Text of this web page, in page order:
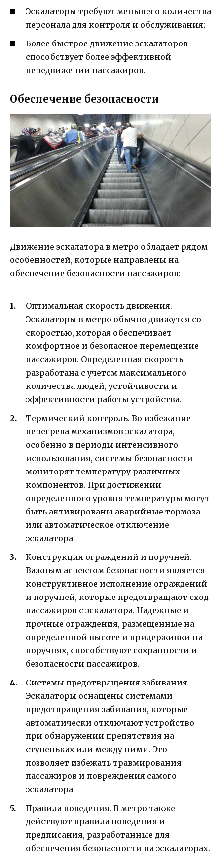
Эскалаторы требуют меньшего количества
персонала для контроля и обслуживания;
Более быстрое движение эскалаторов
способствует более эффективной
передвижении пассажиров.
Обеспечение безопасности
Движение эскалатора в метро обладает рядом
особенностей, которые направлены на
обеспечение безопасности пассажиров:
Оптимальная скорость движения.
Эскалаторы в метро обычно движутся со
скоростью, которая обеспечивает
комфортное и безопасное перемещение
пассажиров. Определенная скорость
разработана с учетом максимального
количества людей, устойчивости и
эффективности работы устройства.
Термический контроль. Во избежание
перегрева механизмов эскалатора,
особенно в периоды интенсивного
использования, системы безопасности
мониторят температуру различных
компонентов. При достижении
определенного уровня температуры могут
быть активированы аварийные тормоза
или автоматическое отключение
эскалатора.
Конструкция ограждений и поручней.
Важным аспектом безопасности является
конструктивное исполнение ограждений
и поручней, которые предотвращают сход
пассажиров с эскалатора. Надежные и
прочные ограждения, размещенные на
определенной высоте и придерживки на
поручнях, способствуют сохранности и
безопасности пассажиров.
Системы предотвращения забивания.
Эскалаторы оснащены системами
предотвращения забивания, которые
автоматически отключают устройство
при обнаружении препятствия на
ступеньках или между ними. Это
позволяет избежать травмирования
пассажиров и повреждения самого
эскалатора.
Правила поведения. В метро также
действуют правила поведения и
предписания, разработанные для
обеспечения безопасности на эскалаторах.